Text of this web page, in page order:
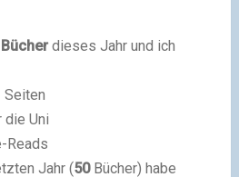
dieses Jahr und ich
Seiten
die Uni
Reads
Jahr (50Bücher) habe